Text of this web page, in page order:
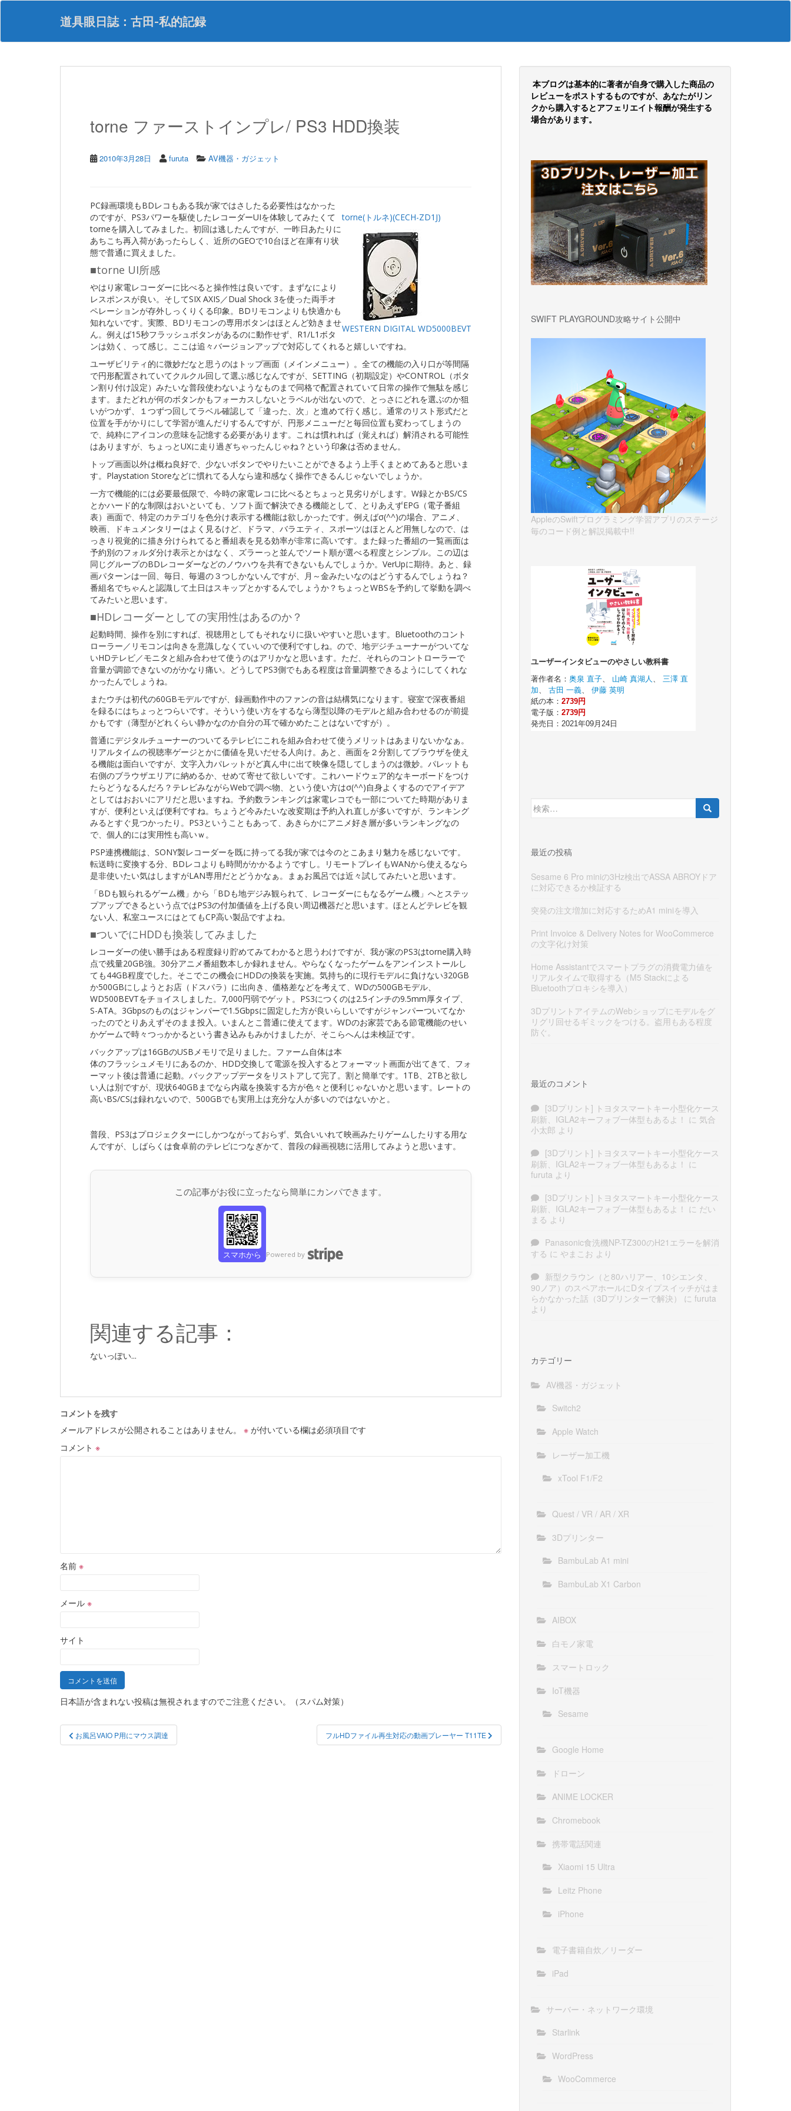
S
p
道具眼日誌：古田-私的記録
torne ファーストインプレ/ PS3 HDD換装
2010年3月28日 furuta AV機器・ガジェット
torne(トルネ)(CECH-ZD1J)
WESTERN DIGITAL WD5000BEVT
PC録画環境もBDレコもある我が家ではさしたる必要性はなかった
のですが、PS3パワーを駆使したレコーダーUIを体験してみたくて
torneを購入してみました。初回は逃したんですが、一昨日あたりに
あちこち再入荷があったらしく、近所のGEOで10台ほど在庫有り状
態で普通に買えました。
■torne UI所感
やはり家電レコーダーに比べると操作性は良いです。まずなにより
レスポンスが良い。そしてSIX AXIS／Dual Shock 3を使った両手オ
ペレーションが存外しっくりくる印象。BDリモコンよりも快適かも
知れないです。実際、BDリモコンの専用ボタンはほとんど効きませ
ん。例えば15秒フラッシュボタンがあるのに動作せず、R1/L1ボタ
ンは効く、って感じ。ここは追々バージョンアップで対応してくれると嬉しいですね。
ユーザビリティ的に微妙だなと思うのはトップ画面（メインメニュー）。全ての機能の入り口が等間隔
で円形配置されていてクルクル回して選ぶ感じなんですが、SETTING（初期設定）やCONTROL（ボタ
ン割り付け設定）みたいな普段使わないようなものまで同格で配置されていて日常の操作で無駄を感じ
ます。またどれが何のボタンかもフォーカスしないとラベルが出ないので、とっさにどれを選ぶのか狙
いがつかず、１つずつ回してラベル確認して「違った、次」と進めて行く感じ。通常のリスト形式だと
位置を手がかりにして学習が進んだりするんですが、円形メニューだと毎回位置も変わってしまうの
で、純粋にアイコンの意味を記憶する必要があります。これは慣れれば（覚えれば）解消される可能性
はありますが、ちょっとUXに走り過ぎちゃったんじゃね？という印象は否めません。
トップ画面以外は概ね良好で、少ないボタンでやりたいことができるよう上手くまとめてあると思いま
す。Playstation Storeなどに慣れてる人なら違和感なく操作できるんじゃないでしょうか。
一方で機能的には必要最低限で、今時の家電レコに比べるとちょっと見劣りがします。W録とかBS/CS
とかハード的な制限はおいといても、ソフト面で解決できる機能として、とりあえずEPG（電子番組
表）画面で、特定のカテゴリを色分け表示する機能は欲しかったです。例えばσ(^^)の場合、アニメ、
映画、ドキュメンタリーはよく見るけど、ドラマ、バラエティ、スポーツはほとんど用無しなので、は
っきり視覚的に描き分けられてると番組表を見る効率が非常に高いです。また録った番組の一覧画面は
予約別のフォルダ分け表示とかはなく、ズラーっと並んでソート順が選べる程度とシンプル。この辺は
同じグループのBDレコーダーなどのノウハウを共有できないもんでしょうか。VerUpに期待。あと、録
画パターンは一回、毎日、毎週の３つしかないんですが、月～金みたいなのはどうするんでしょうね？
番組名でちゃんと認識して土日はスキップとかするんでしょうか？ちょっとWBSを予約して挙動を調べ
てみたいと思います。
■HDレコーダーとしての実用性はあるのか？
起動時間、操作を別にすれば、視聴用としてもそれなりに扱いやすいと思います。Bluetoothのコント
ローラー／リモコンは向きを意識しなくていいので便利ですしね。ので、地デジチューナーがついてな
いHDテレビ／モニタと組み合わせて使うのはアリかなと思います。ただ、それらのコントローラーで
音量が調節できないのがかなり痛い。どうしてPS3側でもある程度は音量調整できるようにしてくれな
かったんでしょうね。
またウチは初代の60GBモデルですが、録画動作中のファンの音は結構気になります。寝室で深夜番組
を録るにはちょっとつらいです。そういう使い方をするなら薄型以降のモデルと組み合わせるのが前提
かもです（薄型がどれくらい静かなのか自分の耳で確かめたことはないですが）。
普通にデジタルチューナーのついてるテレビにこれを組み合わせて使うメリットはあまりないかなぁ。
リアルタイムの視聴率ゲージとかに価値を見いだせる人向け。あと、画面を２分割してブラウザを使え
る機能は面白いですが、文字入力パレットがど真ん中に出て映像を隠してしまうのは微妙。パレットも
右側のブラウザエリアに納めるか、せめて寄せて欲しいです。これハードウェア的なキーボードをつけ
たらどうなるんだろ？テレビみながらWebで調べ物、という使い方はσ(^^)自身よくするのでアイデア
としてはおおいにアリだと思いますね。予約数ランキングは家電レコでも一部についてた時期がありま
すが、便利といえば便利ですね。ちょうど今みたいな改変期は予約入れ直しが多いですが、ランキング
みるとすぐ見つかったり。PS3ということもあって、あきらかにアニメ好き層が多いランキングなの
で、個人的には実用性も高いｗ。
PSP連携機能は、SONY製レコーダーを既に持ってる我が家では今のとこあまり魅力を感じないです。
転送時に変換する分、BDレコよりも時間がかかるようですし。リモートプレイもWANから使えるなら
是非使いたい気はしますがLAN専用だとどうかなぁ。まぁお風呂では近々試してみたいと思います。
「BDも観られるゲーム機」から「BDも地デジみ観られて、レコーダーにもなるゲーム機」へとステッ
プアップできるという点ではPS3の付加価値を上げる良い周辺機器だと思います。ほとんどテレビを観
ない人、私室ユースにはとてもCP高い製品ですよね。
■ついでにHDDも換装してみました
レコーダーの使い勝手はある程度録り貯めてみてわかると思うわけですが、我が家のPS3はtorne購入時
点で残量20GB強。30分アニメ番組数本しか録れません。やらなくなったゲームをアンインストールし
ても44GB程度でした。そこでこの機会にHDDの換装を実施。気持ち的に現行モデルに負けない320GB
か500GBにしようとお店（ドスパラ）に出向き、価格差などを考えて、WDの500GBモデル、
WD500BEVTをチョイスしました。7,000円弱でゲット。PS3につくのは2.5インチの9.5mm厚タイプ、
S-ATA。3Gbpsのものはジャンパーで1.5Gbpsに固定した方が良いらしいですがジャンパーついてなか
ったのでとりあえずそのまま投入。いまんとこ普通に使えてます。WDのお家芸である節電機能のせい
かゲームで時々つっかかるという書き込みもみかけましたが、そこらへんは未検証です。
バックアップは16GBのUSBメモリで足りました。ファーム自体は本
体のフラッシュメモリにあるのか、HDD交換して電源を投入するとフォーマット画面が出てきて、フォ
ーマット後は普通に起動。バックアップデータをリストアして完了。割と簡単です。1TB、2TBと欲し
い人は別ですが、現状640GBまでなら内蔵を換装する方が色々と便利じゃないかと思います。レートの
高いBS/CSは録れないので、500GBでも実用上は充分な人が多いのではないかと。
普段、PS3はプロジェクターにしかつながっておらず、気合いいれて映画みたりゲームしたりする用な
んですが、しばらくは食卓前のテレビにつなぎかて、普段の録画視聴に活用してみようと思います。
この記事がお役に立ったなら簡単にカンパできます。
スマホから Powered by
関連する記事：
ないっぽい...
コメントを残す
メールアドレスが公開されることはありません。
※ が付いている欄は必須項目です
コメント ※
名前 ※
メール ※
サイト
日本語が含まれない投稿は無視されますのでご注意ください。（スパム対策）
投
稿
お風呂VAIO P用にマウス調達 フルHDファイル再生対応の動画プレーヤー T11TE
本ブログは基本的に著者が自身で購入した商品の
レビューをポストするものですが、あなたがリン
クから購入するとアフェリエイト報酬が発生する
場合があります。
SWIFT PLAYGROUND攻略サイト公開中
AppleのSwiftプログラミング学習アプリのステージ
毎のコード例と解説掲載中!!
検
索:
最近の投稿
Sesame 6 Pro miniの3Hz検出でASSA ABROYドア
に対応できるか検証する
突発の注文増加に対応するためA1 miniを導入
Print Invoice & Delivery Notes for WooCommerce
の文字化け対策
Home Assistantでスマートプラグの消費電力値を
リアルタイムで取得する（M5 Stackによる
Bluetoothプロキシを導入）
3DプリントアイテムのWebショップにモデルをグ
リグリ回せるギミックをつける。盗用もある程度
防ぐ。
最近のコメント
[3Dプリント] トヨタスマートキー小型化ケース
刷新、IGLA2キーフォブ一体型もあるよ！ に 気合
小太郎 より
[3Dプリント] トヨタスマートキー小型化ケース
刷新、IGLA2キーフォブ一体型もあるよ！ に
furuta より
[3Dプリント] トヨタスマートキー小型化ケース
刷新、IGLA2キーフォブ一体型もあるよ！ に だい
まる より
Panasonic食洗機NP-TZ300のH21エラーを解消
する に やまこお より
新型クラウン（と80ハリアー、10シエンタ、
90ノア）のスペアホールにDタイプスイッチがはま
らかなかった話（3Dプリンターで解決）
に furuta
より
カテゴリー
AV機器・ガジェット
Switch2
Apple Watch
レーザー加工機
xTool F1/F2
Quest / VR / AR / XR
3Dプリンター
BambuLab A1 mini
BambuLab X1 Carbon
AIBOX
白モノ家電
スマートロック
IoT機器
Sesame
Google Home
ドローン
ANIME LOCKER
Chromebook
携帯電話関連
Xiaomi 15 Ultra
Leitz Phone
iPhone
電子書籍自炊／リーダー
iPad
サーバー・ネットワーク環境
Starlink
WordPress
WooCommerce